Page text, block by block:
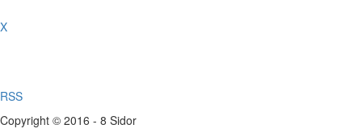
X
RSS
Copyright © 2016 - 8 Sidor